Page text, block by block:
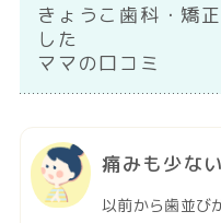
きょうこ歯科・矯
した
ママの口コミ
痛みも少な
以前から歯並び